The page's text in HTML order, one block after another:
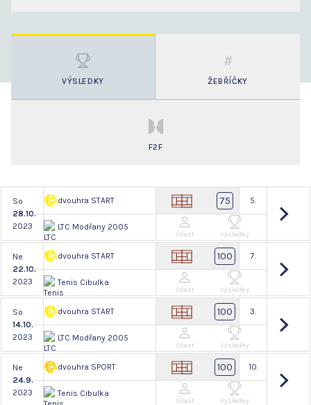
VÝSLEDKY ŽEBŘÍČKY
F2F
So
28.10.
2023
dvouhra START
LTC Modřany 2005
75 5.
Účast Výsledky
Ne
22.10.
2023
dvouhra START
Tenis Cibulka
100 7.
Účast Výsledky
So
14.10.
2023
dvouhra START
LTC Modřany 2005
100 3.
Účast Výsledky
Ne
24.9.
2023
dvouhra SPORT
Tenis Cibulka
100 10.
Účast Výsledky